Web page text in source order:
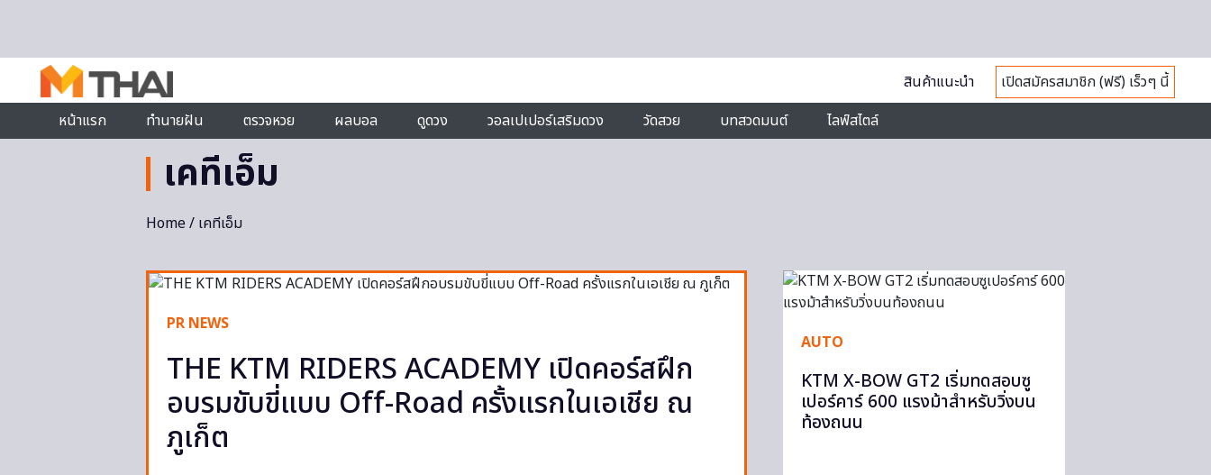
สินค้าแนะนำ
เปิดสมัครสมาชิก (ฟรี) เร็วๆ นี้
หน้าแรก
ทำนายฝัน ตรวจหวย ผลบอล ดูดวง วอลเปเปอร์เสริมดวง วัดสวย บทสวดมนต์ ไลฟ์สไตล์
เคทีเอ็ม
Home/ เคทีเอ็ม
PR NEWS
THE KTM RIDERS ACADEMY เปิดคอร์สฝึก
อบรมขับขี่แบบ Off-Road ครั้งแรกในเอเชีย ณ
ภูเก็ต
AUTO
KTM X-BOW GT2 เริ่มทดสอบซู
เปอร์คาร์ 600 แรงม้าสำหรับวิ่งบน
ท้องถนน